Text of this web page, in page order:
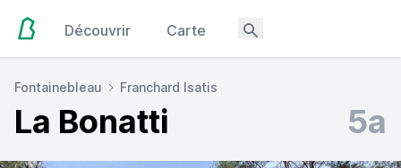
Découvrir Carte
Fontainebleau Franchard Isatis
La Bonatti 5a